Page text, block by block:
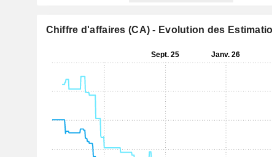
Chiffre d'affaires (CA) - Evolution des